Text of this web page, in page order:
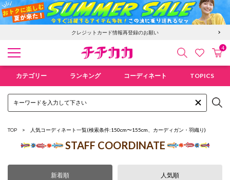
クレジットカード情報再登録のお願い
検索 お気にカ
4
カテゴリー ランキング コーディネート TOPICS
TOP 人気コーディネート一覧(検索条件:150cm〜155cm、カーディガン・羽織り)
STAFF COORDINATE
新着順 人気順